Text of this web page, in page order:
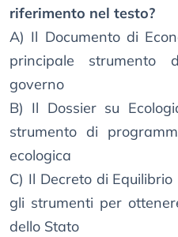
riferimento nel testo?
A) Il Documento di
principale strumento
governo
B) Il Dossier su
strumento di
ecologica
C) Il Decreto di
gli strumenti per
dello Stato